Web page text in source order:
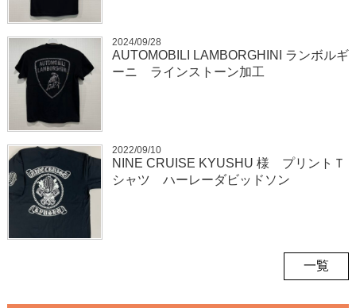
2024/09/28
AUTOMOBILI LAMBORGHINI ランボルギ
ーニ ラインストーン加工
2022/09/10
NINE CRUISE KYUSHU 様 プリントＴ
シャツ ハーレーダビッドソン
一覧